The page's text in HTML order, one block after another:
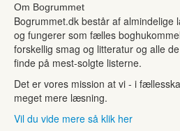
Om Bogrummet
Bogrummet.dk består af
og fungerer som fælles
forskellig smag og litteratur og alle
finde på mest-solgte listerne.
Det er vores mission at vi - i
meget mere læsning.
Vil du vide mere så klik her